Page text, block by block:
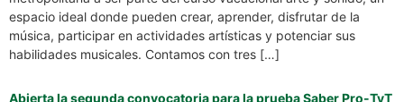
espacio ideal donde pueden crear, aprender, disfrutar de la
música, participar en actividades artísticas y potenciar sus
habilidades musicales. Contamos con tres […]
Abierta la segunda convocatoria para la prueba Saber Pro-TyT